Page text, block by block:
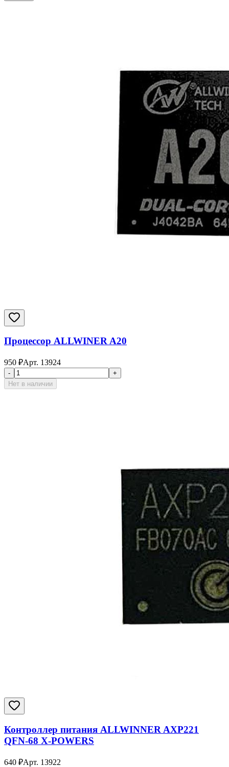
Процессор ALLWINER A20
950 ₽Арт. 13924
-
+
Нет в наличии
Контроллер питания ALLWINNER AXP221
QFN-68 X-POWERS
640 ₽Арт. 13922